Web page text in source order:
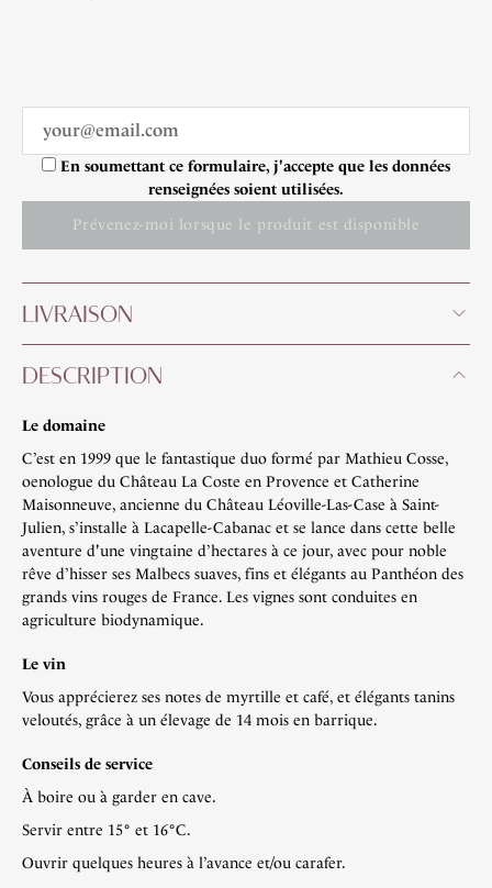
En soumettant ce formulaire, j'accepte que les données
renseignées soient utilisées.
Prévenez-moi lorsque le produit est disponible
LIVRAISON
DESCRIPTION
Le domaine
C’est en 1999 que le fantastique duo formé par Mathieu Cosse,
oenologue du Château La Coste en Provence et Catherine
Maisonneuve, ancienne du Château Léoville-Las-Case à Saint-
Julien, s’installe à Lacapelle-Cabanac et se lance dans cette belle
aventure d'une vingtaine d’hectares à ce jour, avec pour noble
rêve d’hisser ses Malbecs suaves, fins et élégants au Panthéon des
grands vins rouges de France. Les vignes sont conduites en
agriculture biodynamique.
Le vin
Vous apprécierez ses notes de myrtille et café, et élégants tanins
veloutés, grâce à un élevage de 14 mois en barrique.
Conseils de service
À boire ou à garder en cave.
Servir entre 15° et 16°C.
Ouvrir quelques heures à l’avance et/ou carafer.